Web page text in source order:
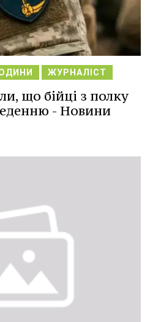
ЖУРНАЛІСТ
що бійці з полку
- Новини